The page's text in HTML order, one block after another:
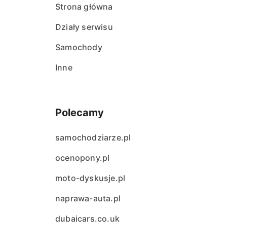
Strona główna
Działy serwisu
Samochody
Inne
Polecamy
samochodziarze.pl
ocenopony.pl
moto-dyskusje.pl
naprawa-auta.pl
dubaicars.co.uk